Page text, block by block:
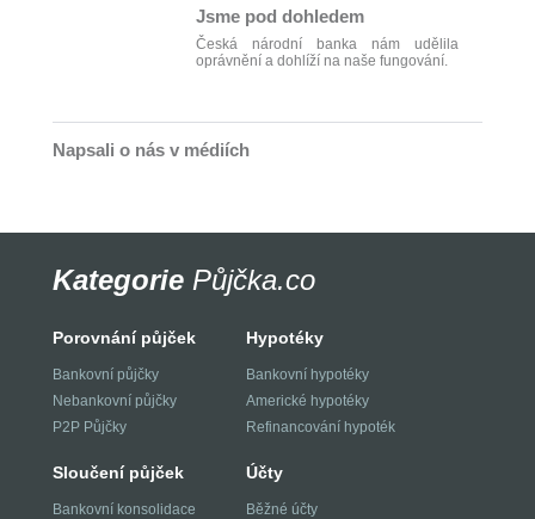
Jsme pod dohledem
Česká národní banka nám udělila
oprávnění a dohlíží na naše fungování.
Napsali o nás v médiích
Kategorie Půjčka.co
Porovnání půjček
Bankovní půjčky
Nebankovní půjčky
P2P Půjčky
Sloučení půjček
Bankovní konsolidace
Hypotéky
Bankovní hypotéky
Americké hypotéky
Refinancování hypoték
Účty
Běžné účty